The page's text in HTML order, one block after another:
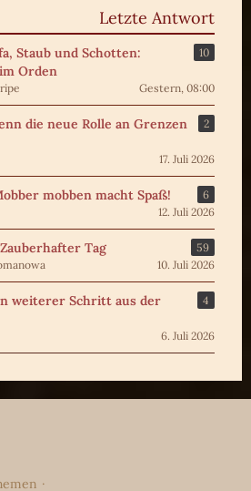
Letzte Antwort
Staub und Schotten:
Orden
10
Gestern, 08:00
die neue Rolle an Grenzen
2
17. Juli 2026
mobben macht Spaß!
6
12. Juli 2026
Zauberhafter Tag
59
10. Juli 2026
weiterer Schritt aus der
4
6. Juli 2026